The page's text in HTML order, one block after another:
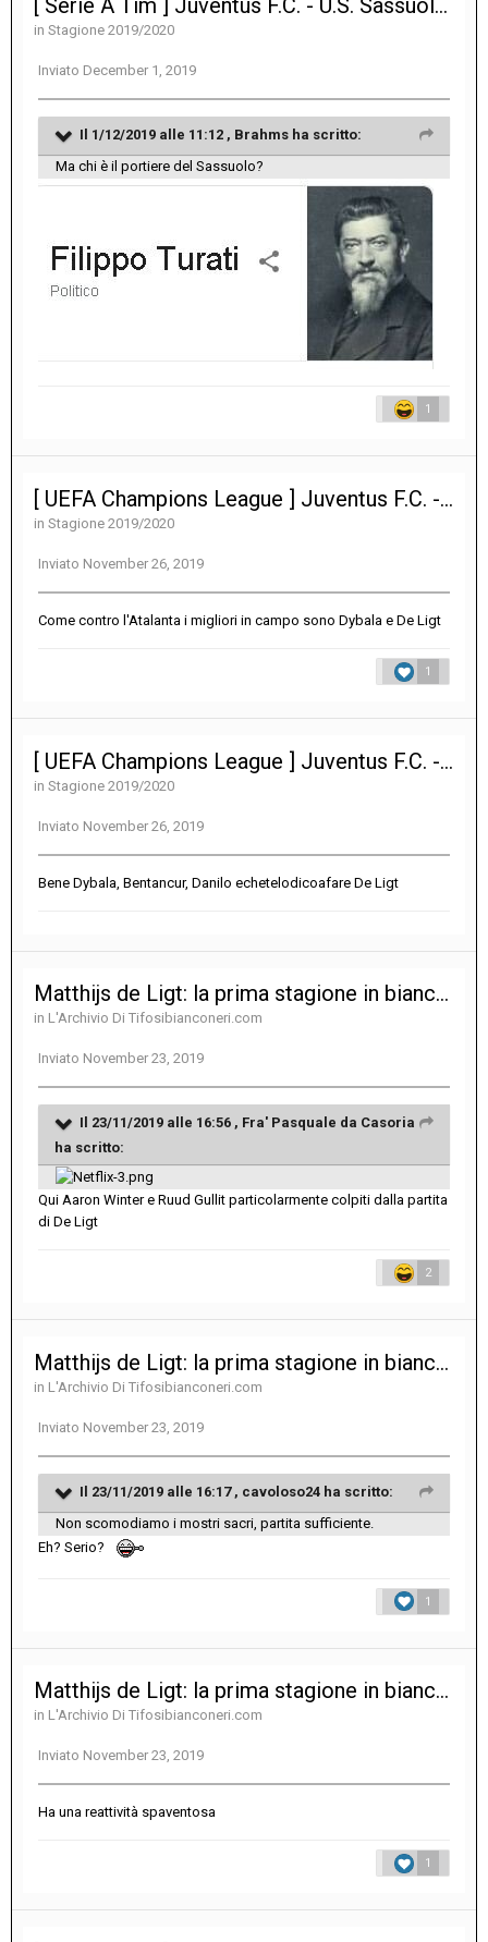
[ Serie A Tim ] Juventus F.C. - U.S. Sassuolo Calcio 2-2
in Stagione 2019/2020
Inviato December 1, 2019
Il 1/12/2019 alle 11:12 , Brahms ha scritto:
Ma chi è il portiere del Sassuolo?
1
[ UEFA Champions League ] Juventus F.C. - Club Atlético de Madrid 1-0
in Stagione 2019/2020
Inviato November 26, 2019
Come contro l'Atalanta i migliori in campo sono Dybala e De Ligt
1
[ UEFA Champions League ] Juventus F.C. - Club Atlético de Madrid 1-0
in Stagione 2019/2020
Inviato November 26, 2019
Bene Dybala, Bentancur, Danilo echetelodicoafare De Ligt
Matthijs de Ligt: la prima stagione in bianconero del giovane difensore olandese
in L'Archivio Di Tifosibianconeri.com
Inviato November 23, 2019
Il 23/11/2019 alle 16:56 , Fra' Pasquale da Casoria
ha scritto:
Qui Aaron Winter e Ruud Gullit particolarmente colpiti dalla partita
di De Ligt
2
Matthijs de Ligt: la prima stagione in bianconero del giovane difensore olandese
in L'Archivio Di Tifosibianconeri.com
Inviato November 23, 2019
Il 23/11/2019 alle 16:17 , cavoloso24 ha scritto:
Non scomodiamo i mostri sacri, partita sufficiente.
Eh? Serio?
1
Matthijs de Ligt: la prima stagione in bianconero del giovane difensore olandese
in L'Archivio Di Tifosibianconeri.com
Inviato November 23, 2019
Ha una reattività spaventosa
1